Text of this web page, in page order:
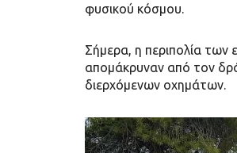
φυσικού κόσμου.
Σήμερα, η περιπολία των
απομάκρυναν από τον
διερχόμενων οχημάτων.